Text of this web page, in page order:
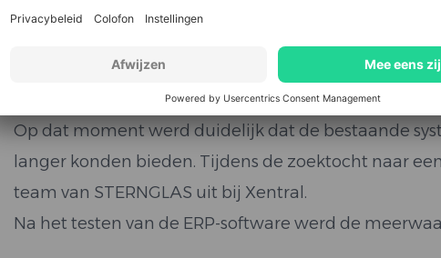
Xentral ERP zorgde
uurwerken
Op dat moment werd duidelijk dat de bestaande
langer konden bieden. Tijdens de zoektocht naar
team van STERNGLAS uit bij Xentral.
Na het testen van de ERP-software werd de